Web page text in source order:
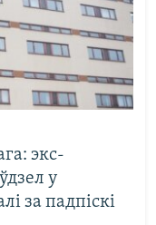
экс-
у
за падпіскі